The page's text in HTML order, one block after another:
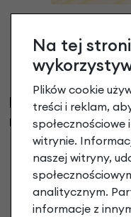
Klienci, którzy
również
Na tej
Plików cookie
treści i reklam,
społecznościowe
witrynie.
naszej witryny,
analitycznym.
informacje z